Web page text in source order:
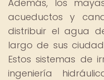
Además, los
acueductos y
distribuir el agua
largo de sus
Estos sistemas de
ingeniería